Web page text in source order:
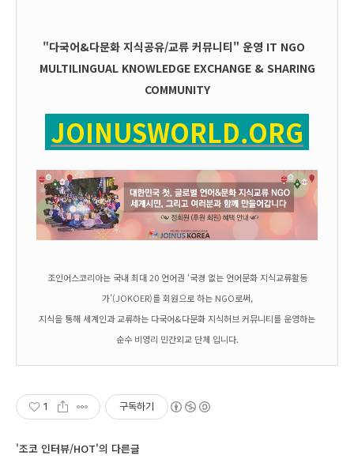
"다국어&다문화 지식공유/교류 커뮤니티" 운영 IT NGO
MULTILINGUAL KNOWLEDGE EXCHANGE & SHARING
COMMUNITY
JOINUSWORLD.ORG
조인어스코리아는 국내 최대 20 언어권 ‘국경 없는 언어문화 지식교류활동
가’(JOKOER)를 회원으로 하는 NGO로써,
지식을 통해 세계인과 교류하는 다국어&다문화 지식허브 커뮤니티를 운영하는
순수 비영리 민간외교 단체 입니다.
1 구독하기
'조코 인터뷰/HOT'의 다른글